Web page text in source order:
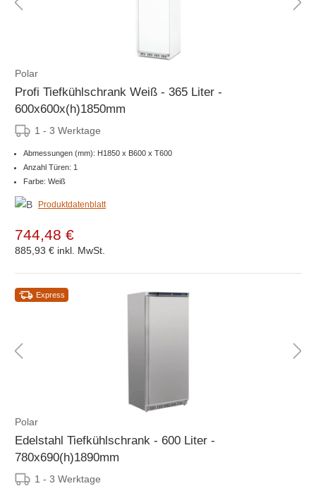
Polar
Profi Tiefkühlschrank Weiß - 365 Liter -
600x600x(h)1850mm
1 - 3 Werktage
Abmessungen (mm): H1850 x B600 x T600
Anzahl Türen: 1
Farbe: Weiß
Produktdatenblatt
744,48 €
885,93 € inkl. MwSt.
Express
Polar
Edelstahl Tiefkühlschrank - 600 Liter -
780x690(h)1890mm
1 - 3 Werktage